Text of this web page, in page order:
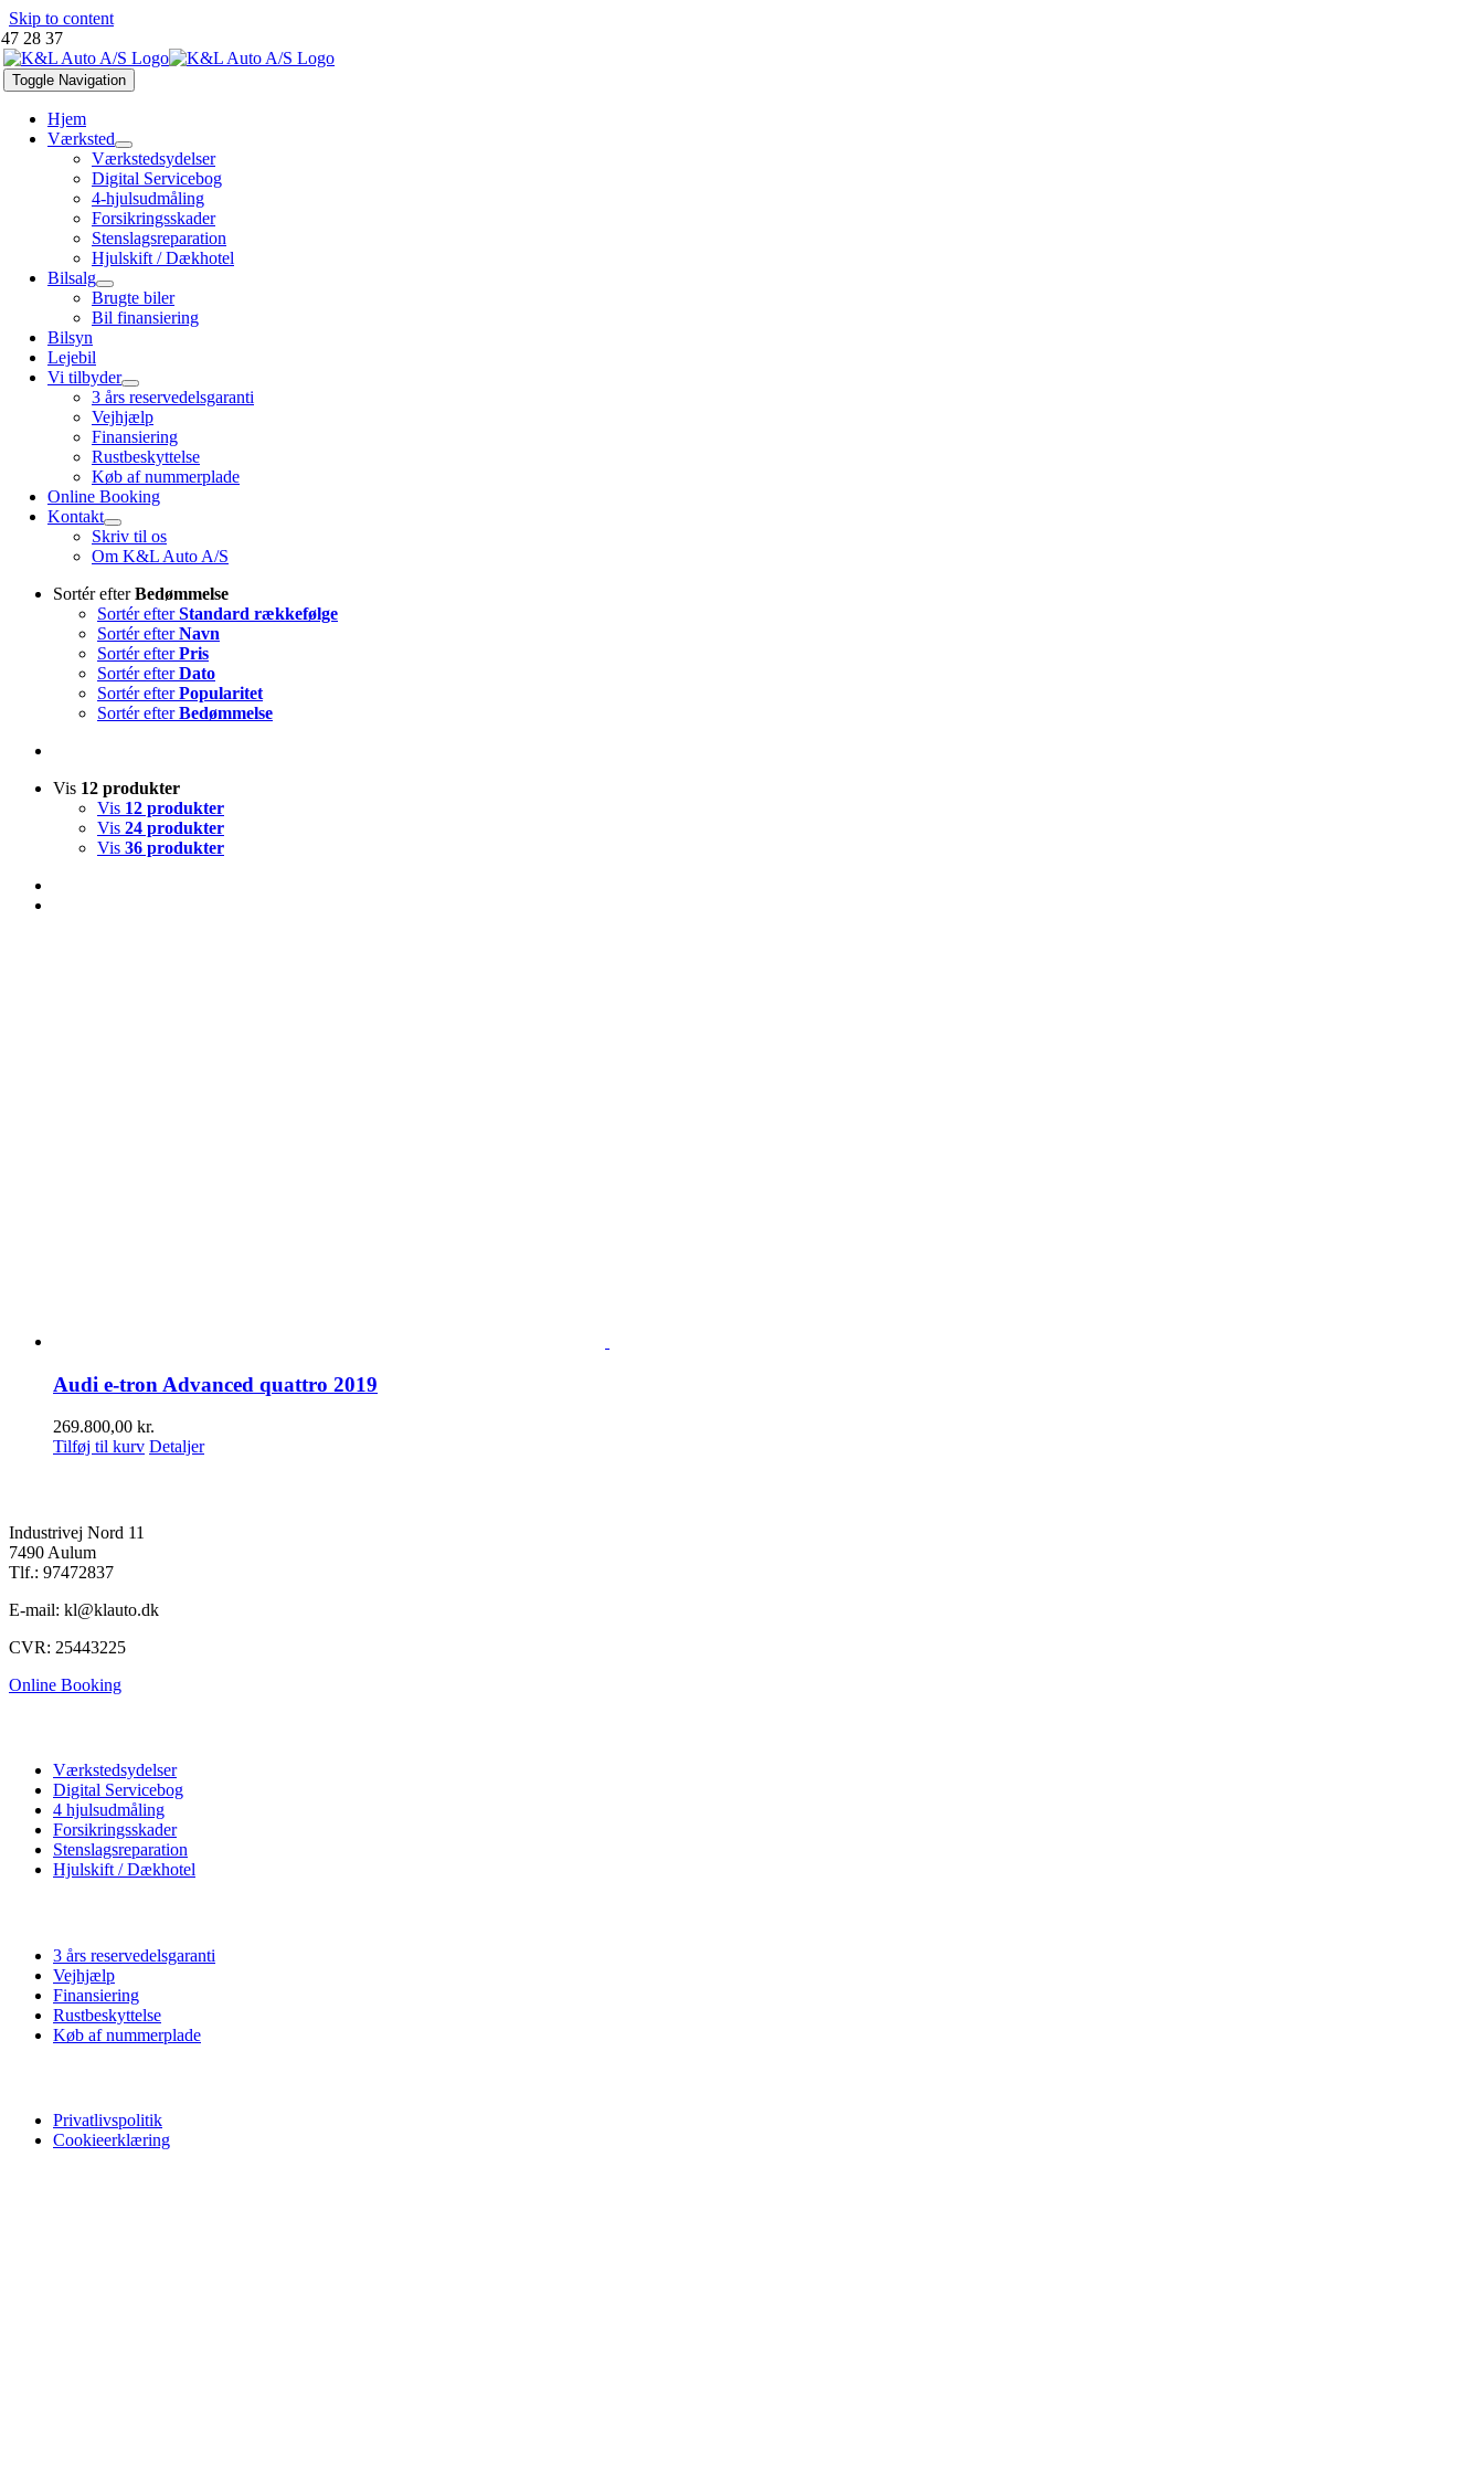
Skip to content
28 37
Toggle Navigation
Hjem
Værksted
Værkstedsydelser
Digital Servicebog
4-hjulsudmåling
Forsikringsskader
Stenslagsreparation
Hjulskift / Dækhotel
Bilsalg
Brugte biler
Bil finansiering
Bilsyn
Lejebil
Vi tilbyder
3 års reservedelsgaranti
Vejhjælp
Finansiering
Rustbeskyttelse
Køb af nummerplade
Online Booking
Kontakt
Skriv til os
Om K&L Auto A/S
Sortér efterBedømmelse
Sortér efterStandard rækkefølge
Sortér efterNavn
Sortér efterPris
Sortér efterDato
Sortér efterPopularitet
Sortér efterBedømmelse
Vis 12 produkter
Vis 12 produkter
Vis 24 produkter
Vis 36 produkter
Audi e-tron Advanced quattro 2019
269.800,00 kr.
Tilføj til kurv Detaljer
Industrivej Nord 11
7490 Aulum
Tlf.: 97472837
E-mail: kl@klauto.dk
CVR: 25443225
Online Booking
Værkstedsydelser
Digital Servicebog
4 hjulsudmåling
Forsikringsskader
Stenslagsreparation
Hjulskift / Dækhotel
3 års reservedelsgaranti
Vejhjælp
Finansiering
Rustbeskyttelse
Køb af nummerplade
Privatlivspolitik
Cookieerklæring